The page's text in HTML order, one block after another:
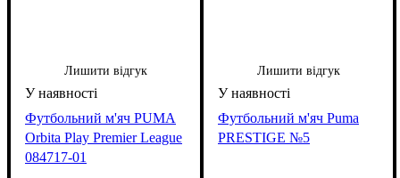
Лишити відгук
Футбольний м'яч PUMA
Orbita Play Premier League
084717-01
Лишити відгук
Футбольний м'яч Puma
PRESTIGE №5